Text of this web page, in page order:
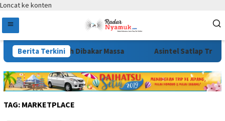
Loncat ke konten
Berita Terkini
PT Timah Dibakar Massa Asintel Satlap
TAG: MARKETPLACE